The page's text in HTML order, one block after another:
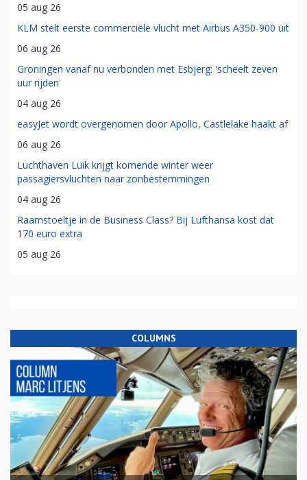
05 aug 26
KLM stelt eerste commerciële vlucht met Airbus A350-900 uit
06 aug 26
Groningen vanaf nu verbonden met Esbjerg: 'scheelt zeven
uur rijden'
04 aug 26
easyJet wordt overgenomen door Apollo, Castlelake haakt af
06 aug 26
Luchthaven Luik krijgt komende winter weer
passagiersvluchten naar zonbestemmingen
04 aug 26
Raamstoeltje in de Business Class? Bij Lufthansa kost dat
170 euro extra
05 aug 26
COLUMNS